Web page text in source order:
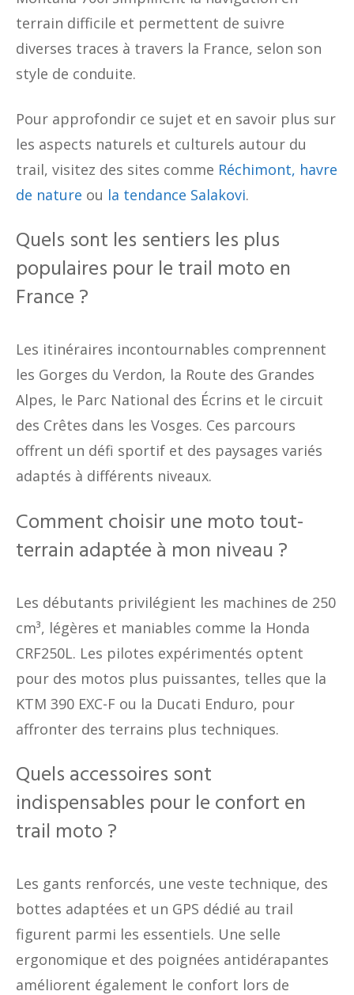
terrain difficile et permettent de suivre
diverses traces à travers la France, selon son
style de conduite.
Pour approfondir ce sujet et en savoir plus sur
les aspects naturels et culturels autour du
trail, visitez des sites comme Réchimont, havre
de nature ou la tendance Salakovi.
Quels sont les sentiers les plus
populaires pour le trail moto en
France ?
Les itinéraires incontournables comprennent
les Gorges du Verdon, la Route des Grandes
Alpes, le Parc National des Écrins et le circuit
des Crêtes dans les Vosges. Ces parcours
offrent un défi sportif et des paysages variés
adaptés à différents niveaux.
Comment choisir une moto tout-
terrain adaptée à mon niveau ?
Les débutants privilégient les machines de 250
cm³, légères et maniables comme la Honda
CRF250L. Les pilotes expérimentés optent
pour des motos plus puissantes, telles que la
KTM 390 EXC-F ou la Ducati Enduro, pour
affronter des terrains plus techniques.
Quels accessoires sont
indispensables pour le confort en
trail moto ?
Les gants renforcés, une veste technique, des
bottes adaptées et un GPS dédié au trail
figurent parmi les essentiels. Une selle
ergonomique et des poignées antidérapantes
améliorent également le confort lors de